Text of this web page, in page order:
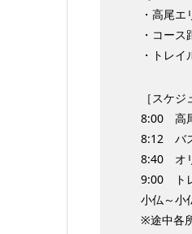
・高尾
・コー
・トレ
［スケジ
8:00 高
8:12 バ
8:40 オ
9:00 ト
小仏～小
※途中各